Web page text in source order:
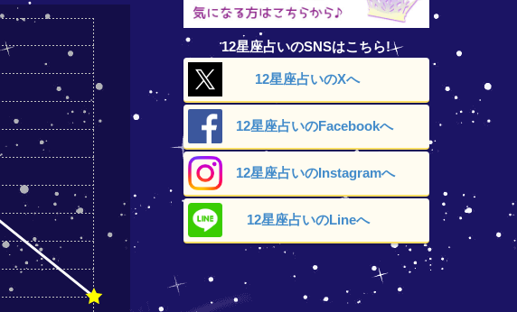
12星座占いのSNSはこちら!
12星座占いのXへ
12星座占いのFacebookへ
12星座占いのInstagramへ
12星座占いのLineへ